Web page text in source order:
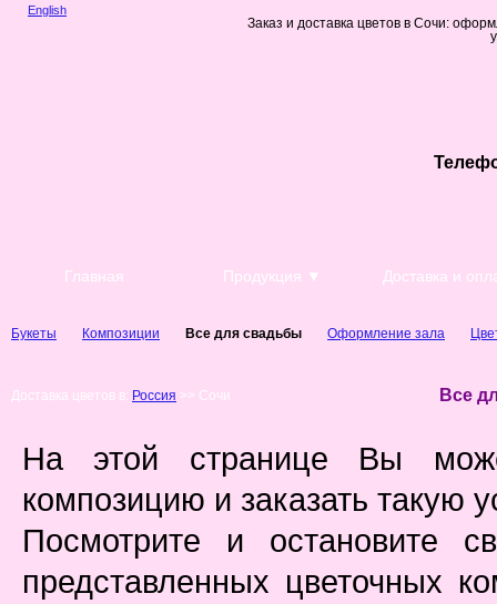
English
Заказ и доставка цветов в Сочи:
Главная Продукция ▼ Доставка и
Букеты Композиции Все для свадьбы Оформление зала
Доставка цветов в: Россия >> Сочи Все
На этой странице Вы
композицию и заказать такую
Посмотрите и остановите
представленных цветочных